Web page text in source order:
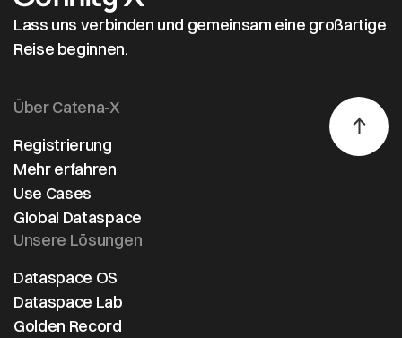
Lass uns verbinden und gemeinsam eine großartige
Reise beginnen.
Über Catena-X
Registrierung
Mehr erfahren
Use Cases
Global Dataspace
Unsere Lösungen
Dataspace OS
Dataspace Lab
Golden Record